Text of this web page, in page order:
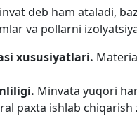
deb ham ataladi,
va pollarni
xususiyatlari.
Minvata yuqori
paxta ishlab